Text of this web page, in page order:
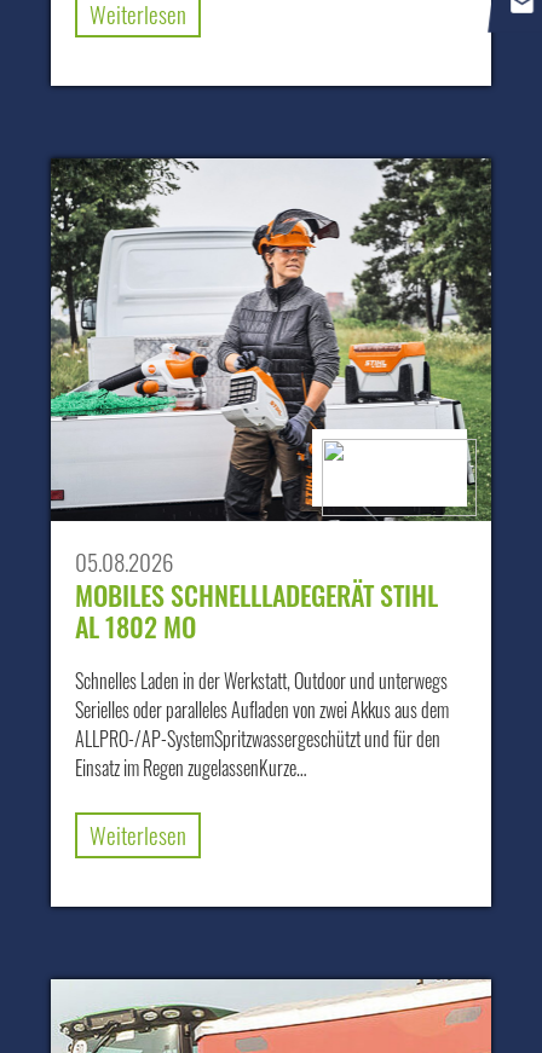
Weiterlesen
05.08.2026
MOBILES SCHNELLLADEGERÄT STIHL
AL 1802 MO
Schnelles Laden in der Werkstatt, Outdoor und unterwegs
Serielles oder paralleles Aufladen von zwei Akkus aus dem
ALLPRO-/AP-SystemSpritzwassergeschützt und für den
Einsatz im Regen zugelassenKurze…
Weiterlesen